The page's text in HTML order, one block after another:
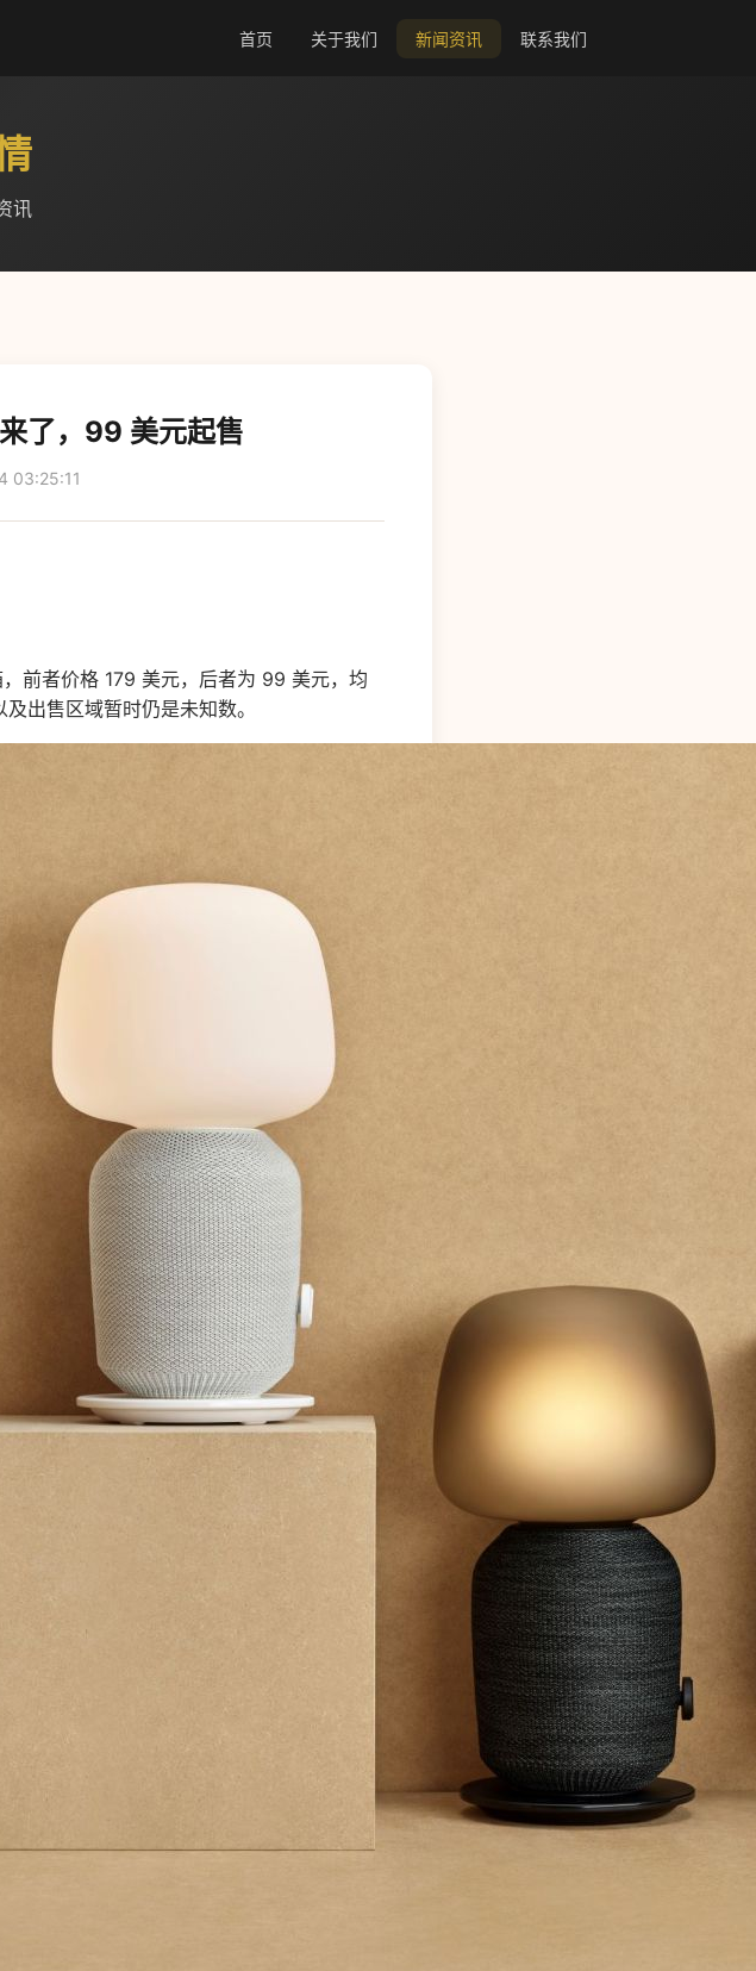
首页 关于我们 新闻资讯 联系我们
讯
了，99 美元起售
03:25:11
前者价格 179 美元，后者为 99 美元，均
出售区域暂时仍是未知数。